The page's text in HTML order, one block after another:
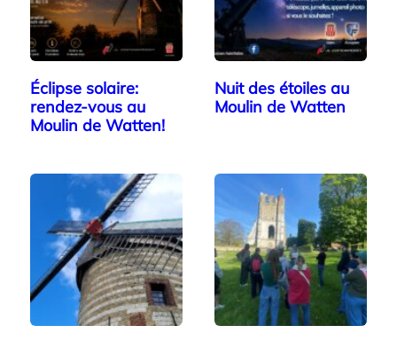
Éclipse solaire:
rendez-vous au
Moulin de Watten!
Nuit des étoiles au
Moulin de Watten